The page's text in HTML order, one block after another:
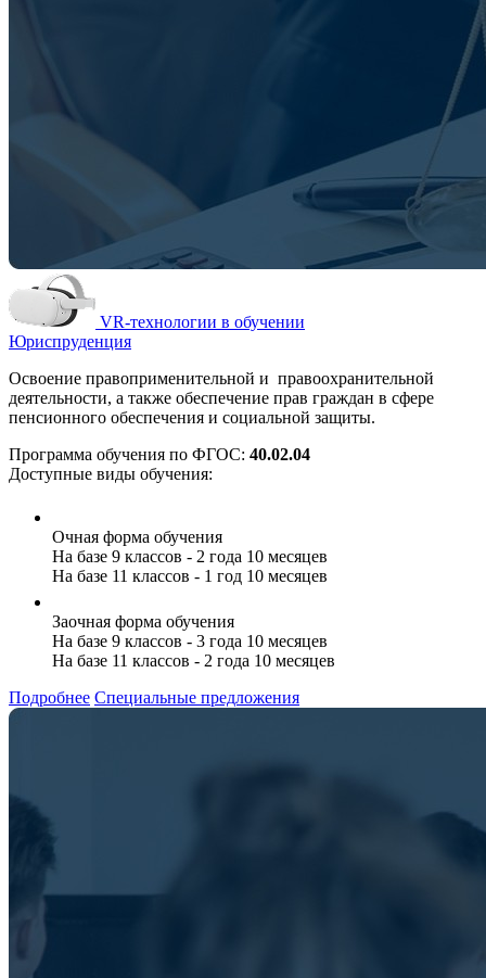
VR-технологии в обучении
Юриспруденция
Освоение правоприменительной и правоохранительной
деятельности, а также обеспечение прав граждан в сфере
пенсионного обеспечения и социальной защиты.
Программа обучения по ФГОС: 40.02.04
Доступные виды обучения:
Очная форма обучения
На базе 9 классов - 2 года 10 месяцев
На базе 11 классов - 1 год 10 месяцев
Заочная форма обучения
На базе 9 классов - 3 года 10 месяцев
На базе 11 классов - 2 года 10 месяцев
Подробнее Специальные предложения